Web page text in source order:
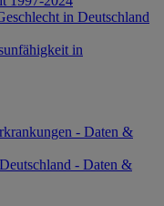
in Deutschland
in
- Daten &
- Daten &